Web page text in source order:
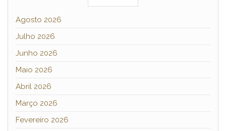
Agosto 2026
Julho 2026
Junho 2026
Maio 2026
Abril 2026
Março 2026
Fevereiro 2026